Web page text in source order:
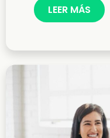
LEER MÁS